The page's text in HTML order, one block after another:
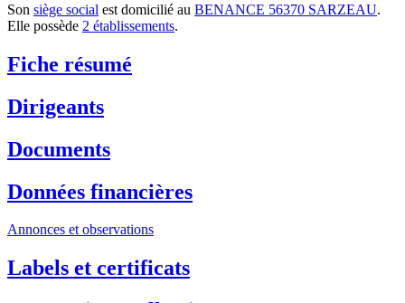
Son siège social est domicilié au BENANCE 56370 SARZEAU.
Elle possède 2 établissements.
Fiche résumé
Dirigeants
Documents
Données financières
Annonces et observations
Labels et certificats